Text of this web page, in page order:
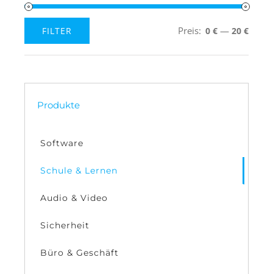
Preis
Preis
FILTER Preis: 0 € — 20 €
Produkte
Software
Schule & Lernen
Audio & Video
Sicherheit
Büro & Geschäft